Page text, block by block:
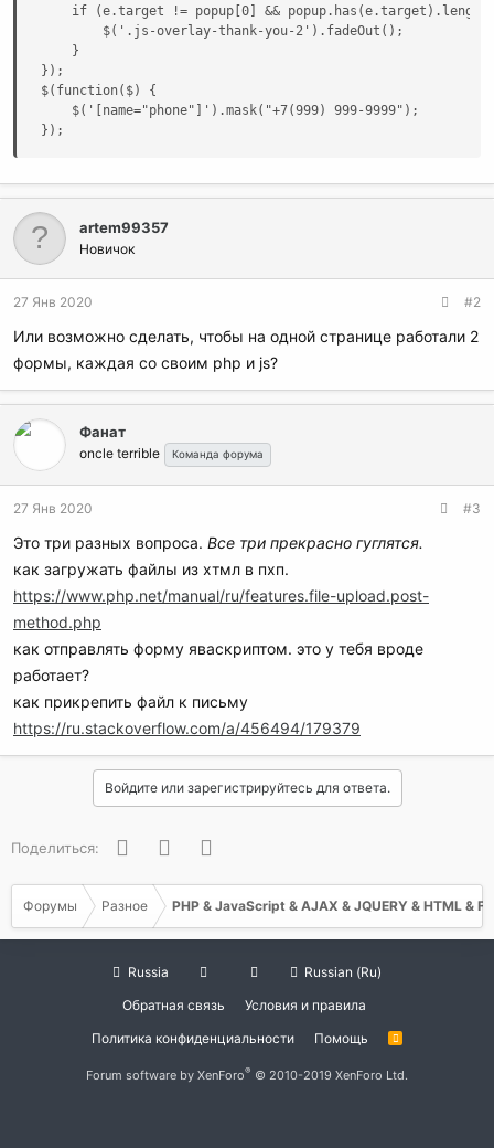
if (e.target != popup[0] && popup.has(e.target).length
        $('.js-overlay-thank-you-2').fadeOut();
    }
});
$(function($) {
    $('[name="phone"]').mask("+7(999) 999-9999");
});
artem99357
Новичок
27 Янв 2020 #2
Или возможно сделать, чтобы на одной странице работали 2
формы, каждая со своим php и js?
Фанат
oncle terrible Команда форума
27 Янв 2020 #3
Это три разных вопроса. Все три прекрасно гуглятся.
как загружать файлы из хтмл в пхп.
https://www.php.net/manual/ru/features.file-upload.post-
method.php
как отправлять форму яваскриптом. это у тебя вроде
работает?
как прикрепить файл к письму
https://ru.stackoverflow.com/a/456494/179379
Войдите или зарегистрируйтесь для ответа.
Поделиться: FacebookTwitter
Форумы Разное PHP & JavaScript & AJAX & JQUERY & HTML &
Russia
Russian (Ru)
Обратная связь
Условия и правила
Политика конфиденциальности
Помощь
R
Forum software by XenForo® © 2010-2019 XenForo Ltd.